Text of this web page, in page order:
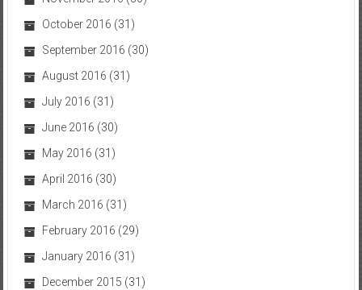
October 2016 (31)
September 2016 (30)
August 2016 (31)
July 2016 (31)
June 2016 (30)
May 2016 (31)
April 2016 (30)
March 2016 (31)
February 2016 (29)
January 2016 (31)
December 2015 (31)